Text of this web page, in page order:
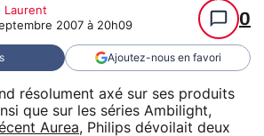
Laurent
2007 à 20h09 0
Ajoutez-nous en favori
résolument axé sur ses produits
que sur les séries Ambilight,
Aurea, Philips dévoilait deux